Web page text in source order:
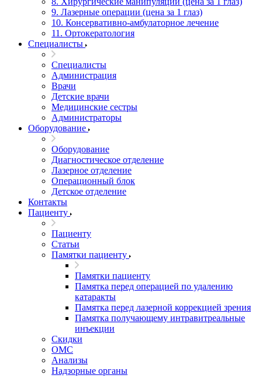
9. Лазерные операции (цена за 1 глаз)
10. Консервативно-амбулаторное лечение
11. Ортокератология
Специалисты
Специалисты
Администрация
Врачи
Детские врачи
Медицинские сестры
Администраторы
Оборудование
Оборудование
Диагностическое отделение
Лазерное отделение
Операционный блок
Детское отделение
Контакты
Пациенту
Пациенту
Статьи
Памятки пациенту
Памятки пациенту
Памятка перед операцией по удалению
катаракты
Памятка перед лазерной коррекцией зрения
Памятка получающему интравитреальные
инъекции
Скидки
ОМС
Анализы
Надзорные органы